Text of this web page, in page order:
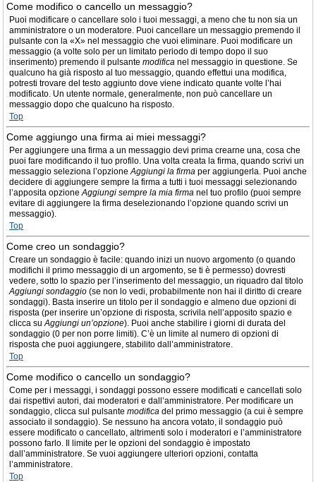
Come modifico o cancello un messaggio?
Puoi modificare o cancellare solo i tuoi messaggi, a meno che tu non sia un
amministratore o un moderatore. Puoi cancellare un messaggio premendo il
pulsante con la «X» nel messaggio che vuoi eliminare. Puoi modificare un
messaggio (a volte solo per un limitato periodo di tempo dopo il suo
inserimento) premendo il pulsante modifica nel messaggio in questione. Se
qualcuno ha già risposto al tuo messaggio, quando effettui una modifica,
potresti trovare del testo aggiunto dove viene indicato quante volte l’hai
modificato. Un utente normale, generalmente, non può cancellare un
messaggio dopo che qualcuno ha risposto.
Top
Come aggiungo una firma ai miei messaggi?
Per aggiungere una firma a un messaggio devi prima crearne una, cosa che
puoi fare modificando il tuo profilo. Una volta creata la firma, quando scrivi un
messaggio seleziona l’opzioneAggiungi la firma per aggiungerla. Puoi anche
decidere di aggiungere sempre la firma a tutti i tuoi messaggi selezionando
l’apposita opzioneAggiungi sempre la mia firma nel tuo profilo (puoi sempre
evitare di aggiungere la firma deselezionando l’opzione quando scrivi un
messaggio).
Top
Come creo un sondaggio?
Creare un sondaggio è facile: quando inizi un nuovo argomento (o quando
modifichi il primo messaggio di un argomento, se ti è permesso) dovresti
vedere, sotto lo spazio per l’inserimento del messaggio, un riquadro dal titolo
Aggiungi sondaggio (se non lo vedi, probabilmente non hai il diritto di creare
sondaggi). Basta inserire un titolo per il sondaggio e almeno due opzioni di
risposta (per inserire un’opzione di risposta, scrivila nell’apposito spazio e
clicca suAggiungi un’opzione). Puoi anche stabilire i giorni di durata del
sondaggio (0 per non porre limiti). C’è un limite al numero di opzioni di
risposta che puoi aggiungere, stabilito dall’amministratore.
Top
Come modifico o cancello un sondaggio?
Come per i messaggi, i sondaggi possono essere modificati e cancellati solo
dai rispettivi autori, dai moderatori e dall’amministratore. Per modificare un
sondaggio, clicca sul pulsante modifica del primo messaggio (a cui è sempre
associato il sondaggio). Se nessuno ha ancora votato, il sondaggio può
essere modificato o cancellato, altrimenti solo i moderatori e l’amministratore
possono farlo. Il limite per le opzioni del sondaggio è impostato
dall’amministratore. Se vuoi aggiungere ulteriori opzioni, contatta
l’amministratore.
Top